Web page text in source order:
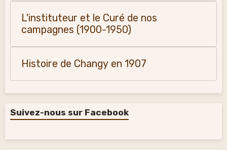
L'instituteur et le Curé de nos
campagnes (1900-1950)
Histoire de Changy en 1907
Suivez-nous sur Facebook